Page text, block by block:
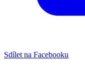
Sdílet na Facebooku